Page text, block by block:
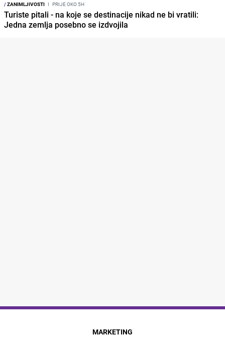
/ZANIMLJIVOSTI I PRIJE OKO 5H
Turiste pitali - na koje se destinacije nikad ne bi vratili:
Jedna zemlja posebno se izdvojila
MARKETING